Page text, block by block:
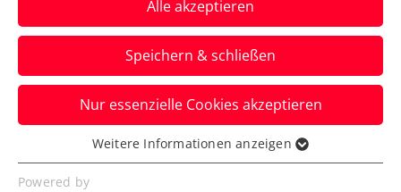
erhält zweite
Hauptbewerbs-Wildcard
Österreichs Nummer eins wird vom ATP-
Turnier in Wien für den erstmaligen
Vorstoß in die Top 50 belohnt.
Verfasst von: Presseaussendung / Redaktion, 05.10.2023
Alle akzeptieren
Speichern & schließen
Nur essenzielle Cookies akzeptieren
Essenziell
Essenzielle Cookies werden für grundlegende
Weitere Informationen anzeigen
Powered by